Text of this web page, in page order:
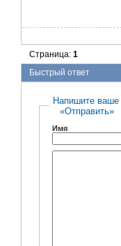
Страница:1
Быстрый ответ
Напишите
«Отправить»
Имя